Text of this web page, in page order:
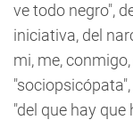
ve todo negro",
iniciativa, del
mi, me,
"del que hay que